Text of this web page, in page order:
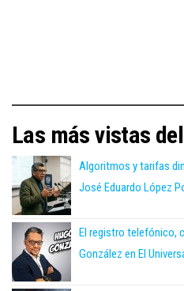
Las más vistas
Algoritmos y tarifas
José Eduardo López
El registro telefónico,
González en El